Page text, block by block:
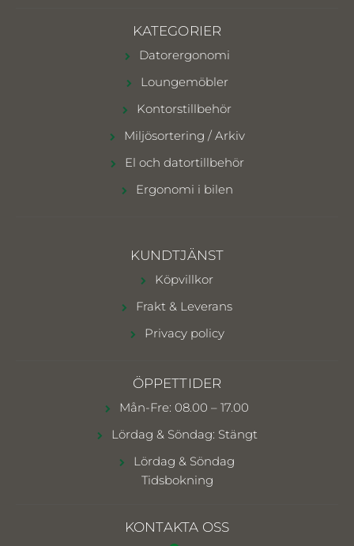
KATEGORIER
Datorergonomi
Loungemöbler
Kontorstillbehör
Miljösortering / Arkiv
El och datortillbehör
Ergonomi i bilen
KUNDTJÄNST
Köpvillkor
Frakt & Leverans
Privacy policy
ÖPPETTIDER
Mån-Fre: 08.00 – 17.00
Lördag & Söndag: Stängt
Lördag & Söndag
Tidsbokning
KONTAKTA OSS